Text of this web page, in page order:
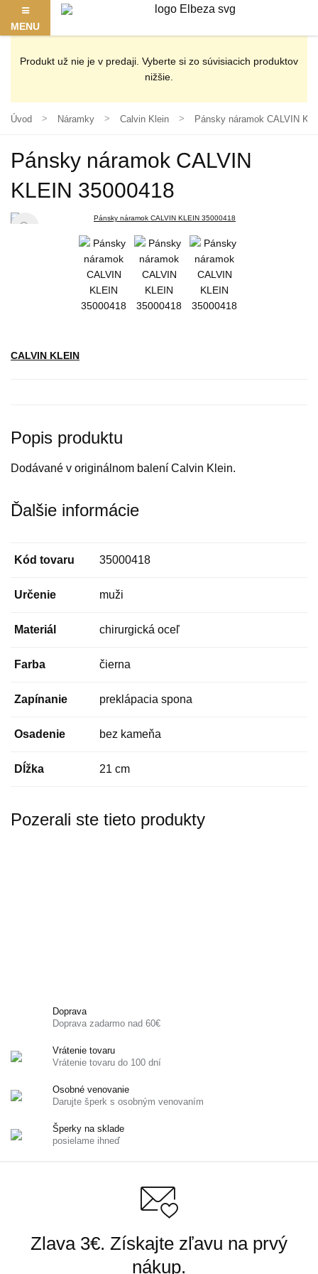
MENU
Produkt už nie je v predaji. Vyberte si zo súvisiacich produktov
nižšie.
Úvod Náramky Calvin Klein Pánsky náramok CALVIN
Pánsky náramok CALVIN
KLEIN 35000418
CALVIN KLEIN
Popis produktu
Dodávané v originálnom balení Calvin Klein.
Ďalšie informácie
Kód tovaru 35000418
Určenie muži
Materiál chirurgická oceľ
Farba čierna
Zapínanie preklápacia spona
Osadenie bez kameňa
Dĺžka 21 cm
Pozerali ste tieto produkty
Doprava
Doprava zadarmo nad 60€
Vrátenie tovaru
Vrátenie tovaru do 100 dní
Osobné venovanie
Darujte šperk s osobným venovaním
Šperky na sklade
posielame ihneď
Zlava 3€. Získajte zľavu na prvý
nákup.